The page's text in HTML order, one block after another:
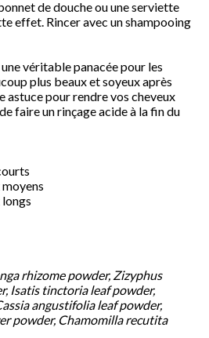
de douche ou une serviette
effet. Rincer avec un shampooing
véritable panacée pour les
plus beaux et soyeux après
astuce pour rendre vos cheveux
faire un rinçage acide à la fin du
rhizome powder, Zizyphus
Isatis tinctoria leaf powder,
angustifolia leaf powder,
powder, Chamomilla recutita